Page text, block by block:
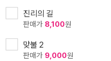
진리의 길
판매가 8,100원
맞불 2
판매가 9,000원